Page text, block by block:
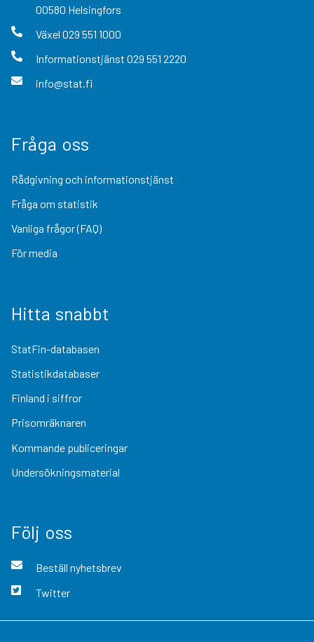
00580 Helsingfors
Växel 029 551 1000
Informationstjänst 029 551 2220
info@stat.fi
Fråga oss
Rådgivning och informationstjänst
Fråga om statistik
Vanliga frågor (FAQ)
För media
Hitta snabbt
StatFin-databasen
Statistikdatabaser
Finland i siffror
Prisomräknaren
Kommande publiceringar
Undersökningsmaterial
Följ oss
Beställ nyhetsbrev
Twitter